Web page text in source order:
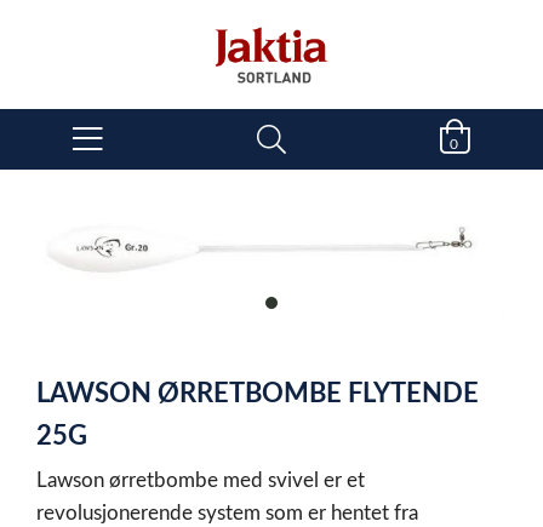
0
item
of
1
LAWSON ØRRETBOMBE FLYTENDE
25G
Lawson ørretbombe med svivel er et
revolusjonerende system som er hentet fra